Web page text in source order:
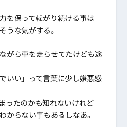
を保って転がり続ける事は
うな気がする。
がら車を走らせてたけども途
いい」って言葉に少し嫌悪感
ったのかも知れないけれど
からない事もあるしなあ。